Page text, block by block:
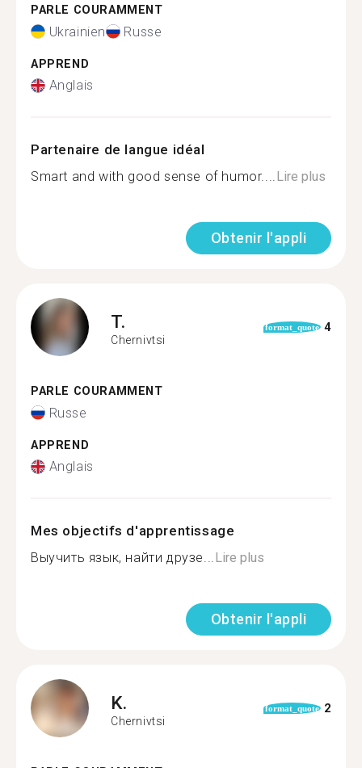
PARLE COURAMMENT
Ukrainien Russe
APPREND
Anglais
Partenaire de langue idéal
Smart and with good sense of humor....Lire plus
Obtenir l'appli
T.
Chernivtsi
format_quote 4
PARLE COURAMMENT
Russe
APPREND
Anglais
Mes objectifs d'apprentissage
Выучить язык, найти друзе...Lire plus
Obtenir l'appli
K.
Chernivtsi
format_quote 2